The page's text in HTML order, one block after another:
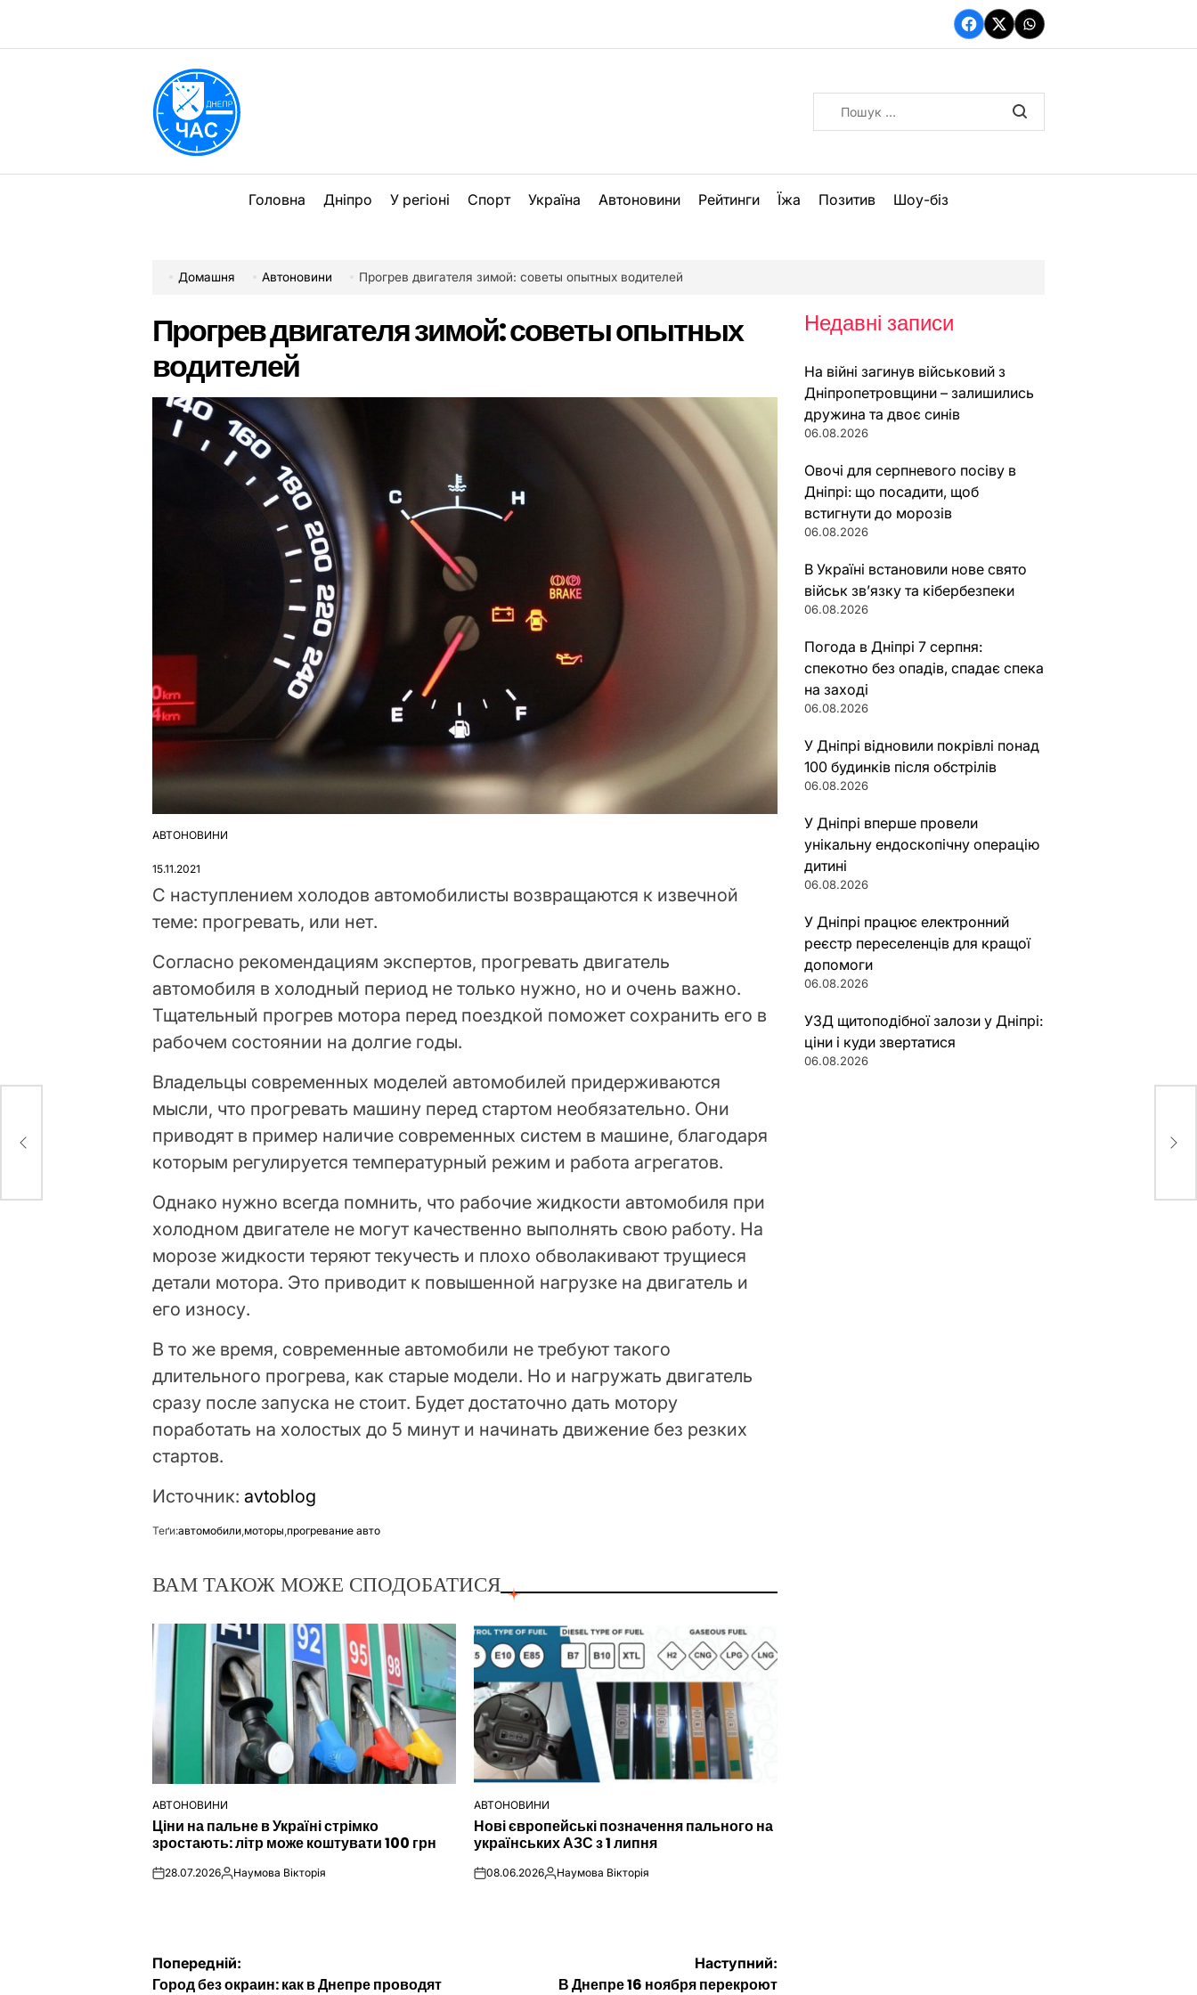
вмісту
Facebook
TwitterWhatsApp
Головна Дніпро У регіоні Спорт Україна Автоновини Рейтинги Їжа Позитив Шоу-біз
Домашня Автоновини Прогрев двигателя зимой: советы опытных водителей
Прогрев двигателя зимой: советы опытных
водителей
ОПУБЛІКУВАТИ
АВТОНОВИНИ
15.11.2021
С наступлением холодов автомобилисты возвращаются к извечной
теме: прогревать, или нет.
Согласно рекомендациям экспертов, прогревать двигатель
автомобиля в холодный период не только нужно, но и очень важно.
Тщательный прогрев мотора перед поездкой поможет сохранить его в
рабочем состоянии на долгие годы.
Владельцы современных моделей автомобилей придерживаются
мысли, что прогревать машину перед стартом необязательно. Они
приводят в пример наличие современных систем в машине, благодаря
которым регулируется температурный режим и работа агрегатов.
Однако нужно всегда помнить, что рабочие жидкости автомобиля при
холодном двигателе не могут качественно выполнять свою работу. На
морозе жидкости теряют текучесть и плохо обволакивают трущиеся
детали мотора. Это приводит к повышенной нагрузке на двигатель и
его износу.
В то же время, современные автомобили не требуют такого
длительного прогрева, как старые модели. Но и нагружать двигатель
сразу после запуска не стоит. Будет достаточно дать мотору
поработать на холостых до 5 минут и начинать движение без резких
стартов.
Источник:avtoblog
Теґи:автомобили моторы прогревание авто
ВАМ ТАКОЖ МОЖЕ СПОДОБАТИСЯ
ОПУБЛІКУВАТИ
У
АВТОНОВИНИ
Ціни на пальне в Україні стрімко
зростають: літр може коштувати 100 грн
on28.07.2026Опубліковано
Наумова Вікторія
ОПУБЛІКУВАТИ
У
АВТОНОВИНИ
Нові європейські позначення пального на
українських АЗС з 1 липня
on08.06.2026Опубліковано
Наумова Вікторія
Навігація
Попередній:
Город без окраин: как в Днепре проводят
Наступний:
В Днепре 16 ноября перекроют
Недавні записи
На війні загинув військовий з
Дніпропетровщини – залишились
дружина та двоє синів
06.08.2026
Овочі для серпневого посіву в
Дніпрі: що посадити, щоб
встигнути до морозів
06.08.2026
В Україні встановили нове свято
військ зв’язку та кібербезпеки
06.08.2026
Погода в Дніпрі 7 серпня:
спекотно без опадів, спадає спека
на заході
06.08.2026
У Дніпрі відновили покрівлі понад
100 будинків після обстрілів
06.08.2026
У Дніпрі вперше провели
унікальну ендоскопічну операцію
дитині
06.08.2026
У Дніпрі працює електронний
реєстр переселенців для кращої
допомоги
06.08.2026
УЗД щитоподібної залози у Дніпрі:
ціни і куди звертатися
06.08.2026